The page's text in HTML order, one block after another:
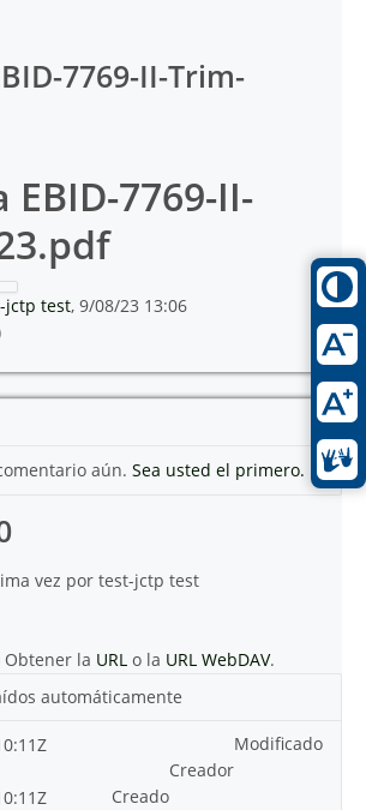
7769-II-Trim-
EBID-7769-II-
jctp test, 9/08/23 13:06
aún. Sea usted el primero.
vez por test-jctp test
Obtener la URL o la URL WebDAV.
automáticamente
Modificado
Creador
Creado